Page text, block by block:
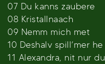
07 Du kanns zaubere
08 Kristallnaach
09 Nemm mich met
10 Deshalv spill’mer he
11 Alexandra, nit nur du